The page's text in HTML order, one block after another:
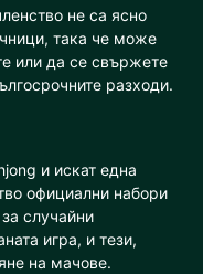
не са ясно
така че може
или да се свържете
разходи.
и искат една
официални набори
случайни
игра, и тези,
на мачове.